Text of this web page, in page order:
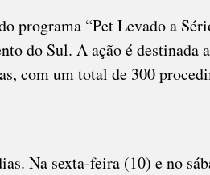
programa “Pet Levado a
do Sul. A ação é destinada
com um total de 300
Na sexta-feira (10) e no